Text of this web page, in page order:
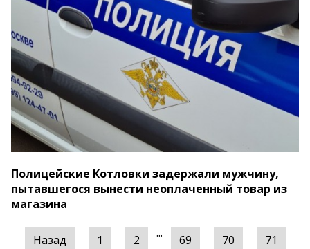
Полицейские Котловки задержали мужчину,
пытавшегося вынести неоплаченный товар из
магазина
Назад 1 2 ... 69 70
71